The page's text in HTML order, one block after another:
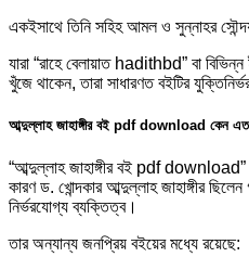
একইসাথে তিনি সহিহ আমল ও সুন্নাহর
যারা “রাহে বেলায়াত hadithbd” বা
খুঁজে থাকেন, তারা সাধারণত বইটির
আব্দুল্লাহ জাহাঙ্গীর বই pdf download কেন
“আব্দুল্লাহ জাহাঙ্গীর বই pdf download”
কারণ ড. খোন্দকার আব্দুল্লাহ জাহাঙ্গীর
নির্ভরযোগ্য ব্যক্তিত্ব।
তার অন্যান্য জনপ্রিয় বইয়ের মধ্যে রয়েছে: